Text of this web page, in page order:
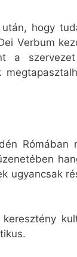
hogy
Verbum
a
Rómában
ugyancsak